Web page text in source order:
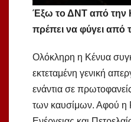
Έξω το ΔΝΤ από την
πρέπει να φύγει από
Ολόκληρη η Κένυα
εκτεταμένη γενική
ενάντια σε
των καυσίμων. Αφού η